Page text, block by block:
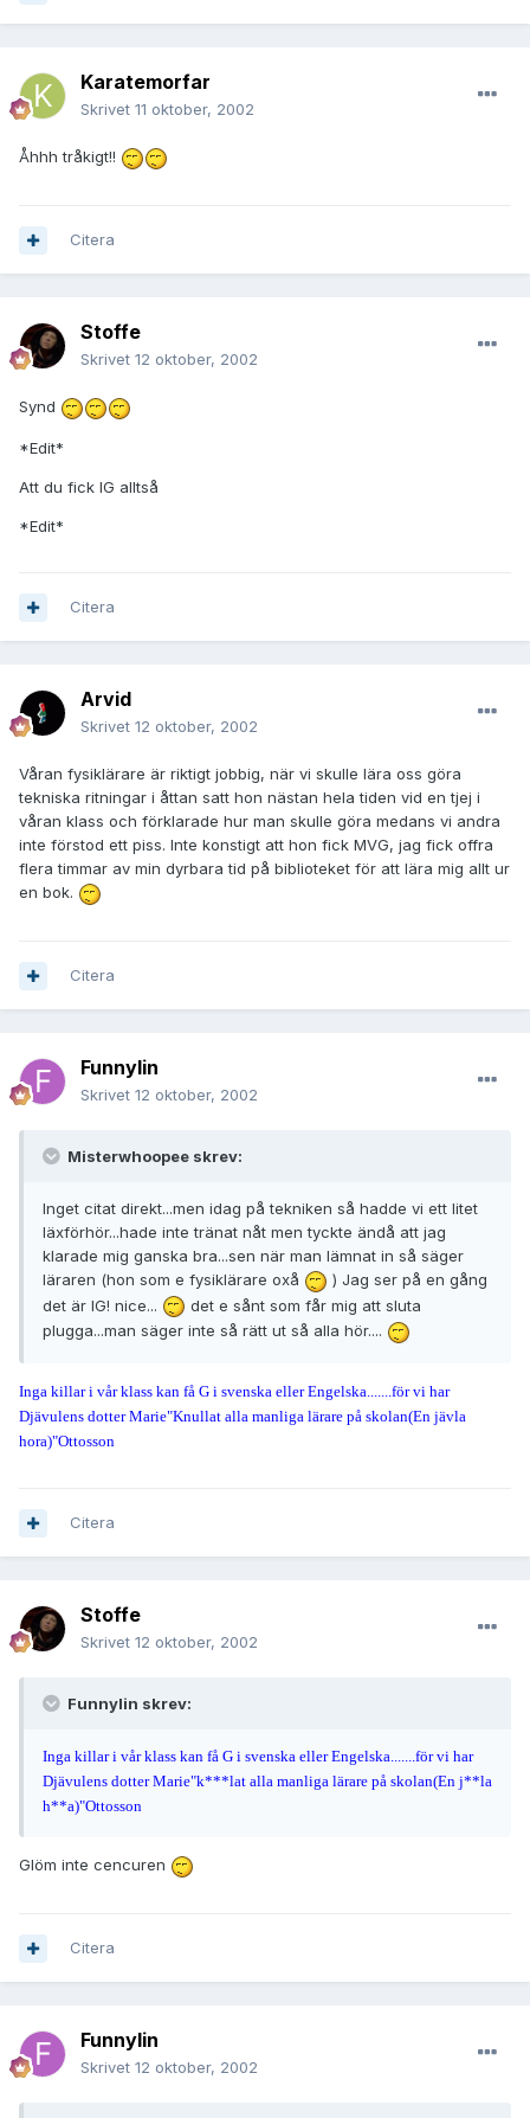
Karatemorfar
Skrivet 11 oktober, 2002
Åhhh tråkigt!!
Citera
Stoffe
Skrivet 12 oktober, 2002
Synd
*Edit*
Att du fick IG alltså
*Edit*
Citera
Arvid
Skrivet 12 oktober, 2002
Våran fysiklärare är riktigt jobbig, när vi skulle lära oss göra
tekniska ritningar i åttan satt hon nästan hela tiden vid en tjej i
våran klass och förklarade hur man skulle göra medans vi andra
inte förstod ett piss. Inte konstigt att hon fick MVG, jag fick offra
flera timmar av min dyrbara tid på biblioteket för att lära mig allt ur
en bok.
Citera
Funnylin
Skrivet 12 oktober, 2002
Misterwhoopee skrev:
Inget citat direkt...men idag på tekniken så hadde vi ett litet
läxförhör...hade inte tränat nåt men tyckte ändå att jag
klarade mig ganska bra...sen när man lämnat in så säger
läraren (hon som e fysiklärare oxå
) Jag ser på en gång
det är IG! nice...
det e sånt som får mig att sluta
plugga...man säger inte så rätt ut så alla hör....
Inga killar i vår klass kan få G i svenska eller Engelska.......för vi har
Djävulens dotter Marie"Knullat alla manliga lärare på skolan(En jävla
hora)"Ottosson
Citera
Stoffe
Skrivet 12 oktober, 2002
Funnylin skrev:
Inga killar i vår klass kan få G i svenska eller Engelska.......för vi har
Djävulens dotter Marie"k***lat alla manliga lärare på skolan(En j**la
h**a)"Ottosson
Glöm inte cencuren
Citera
Funnylin
Skrivet 12 oktober, 2002